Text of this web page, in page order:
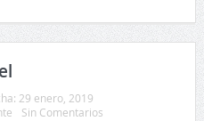
29 enero, 2019
Sin Comentarios